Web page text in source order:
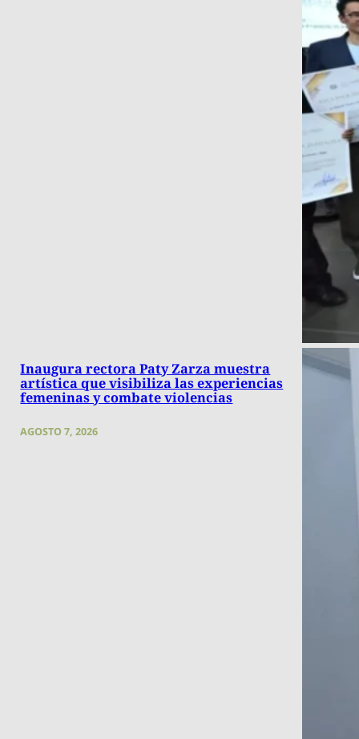
Inaugura rectora Paty Zarza muestra
artística que visibiliza las experiencias
femeninas y combate violencias
AGOSTO 7, 2026